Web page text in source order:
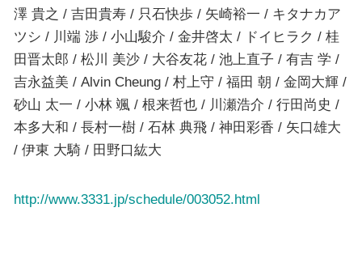
澤 貴之 / 吉田貴寿 / 只石快歩 / 矢崎裕一 / キタナカア
ツシ / 川端 渉 / 小山駿介 / 金井啓太 / ドイヒラク / 桂
田晋太郎 / 松川 美沙 / 大谷友花 / 池上直子 / 有吉 学 /
吉永益美 / Alvin Cheung / 村上守 / 福田 朝 / 金岡大輝 /
砂山 太一 / 小林 颯 / 根来哲也 / 川瀬浩介 / 行田尚史 /
本多大和 / 長村一樹 / 石林 典飛 / 神田彩香 / 矢口雄大
/ 伊東 大騎 / 田野口紘大
http://www.3331.jp/schedule/003052.html